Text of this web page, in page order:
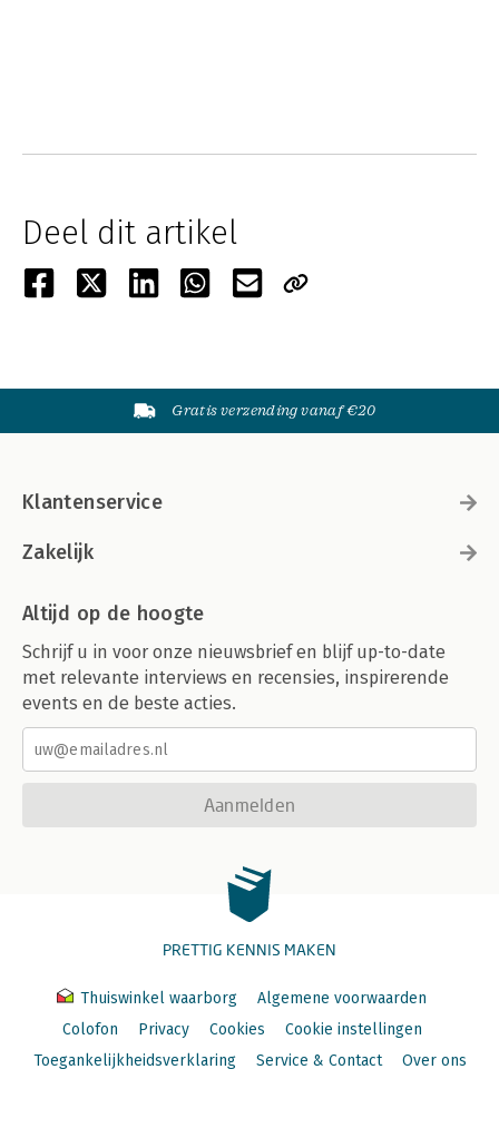
Deel dit artikel
Gratis verzending vanaf €20
Klantenservice
Zakelijk
Altijd op de hoogte
Schrijf u in voor onze nieuwsbrief en blijf up-to-date
met relevante interviews en recensies, inspirerende
events en de beste acties.
Aanmelden
PRETTIG KENNIS MAKEN
Thuiswinkel waarborg
Algemene voorwaarden
Colofon
Privacy Cookies
Cookie instellingen
Toegankelijkheidsverklaring
Service & Contact Over ons